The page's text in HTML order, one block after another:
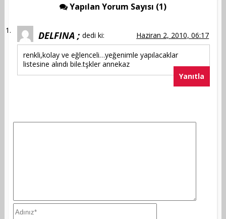
Yapılan Yorum Sayısı (1)
DELFINA ; dedi ki: Haziran 2, 2010, 06:17
renkli,kolay ve eğlenceli…yeğenimle yapılacaklar
listesine alındı bile.tşkler annekaz
Yanıtla